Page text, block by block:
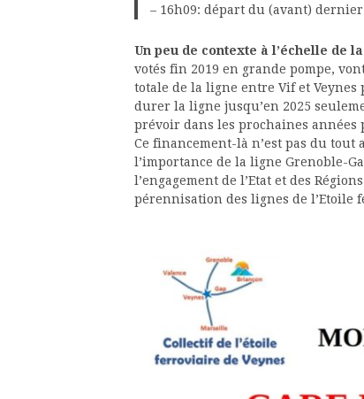
– 16h09: départ du (avant)
Un peu de contexte à l’échelle de
votés fin 2019 en grande pompe,
totale de la ligne entre Vif et
durer la ligne jusqu’en 2025
prévoir dans les prochaines
Ce financement-là n’est pas du
l’importance de la ligne Grenoble-
l’engagement de l’Etat et des
pérennisation des lignes de l’Etoile